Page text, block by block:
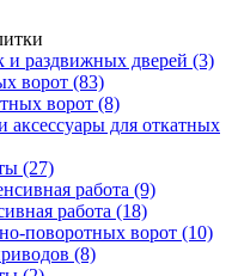
и раздвижных дверей (3)
ворот (83)
ворот (8)
для откатных
(27)
работа (9)
работа (18)
поворотных ворот (10)
(8)